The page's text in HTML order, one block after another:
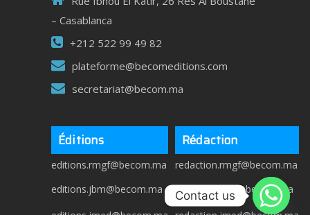
– Casablanca
+212 522 99 49 82
plateforme@becomeditions.com
secretariat@becom.ma
Éditions
editions.rmgf@becom.ma
editions.jbm@becom.ma
Rédaction
redaction.rmgf@becom.ma
redaction.jbm@becom.ma
Contact us